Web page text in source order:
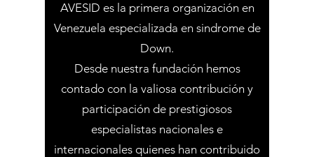
AVESID es la primera organización en
Venezuela especializada en sindrome de
Down.
Desde nuestra fundación hemos
contado con la valiosa contribución y
participación de prestigiosos
especialistas nacionales e
internacionales quienes han contribuido